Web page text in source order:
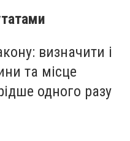
визначити і
та місце
одного разу